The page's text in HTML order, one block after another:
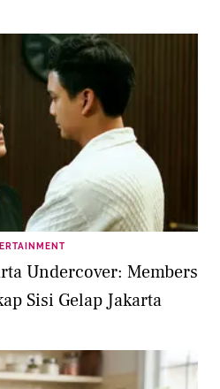
Undercover: Members
Sisi Gelap Jakarta